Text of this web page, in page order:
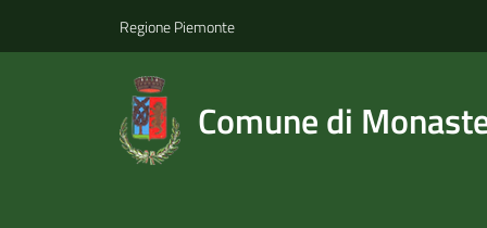
Regione Piemonte
Comune di